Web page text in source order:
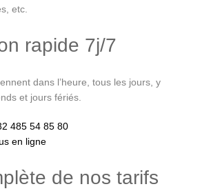
etc.
rapide 7j/7
dans l’heure, tous les jours, y
et jours fériés.
485 54 85 80
en ligne
de nos tarifs